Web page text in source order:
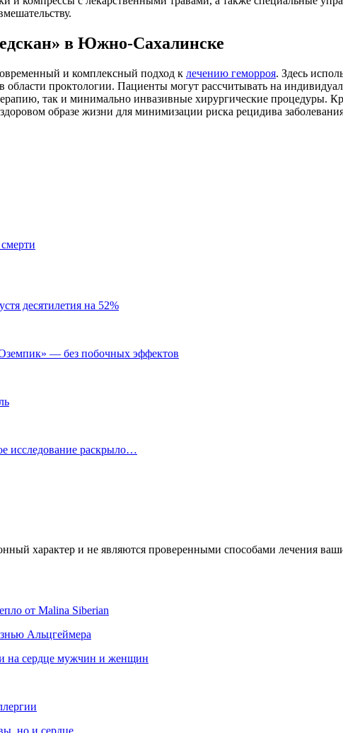
в Южно-Сахалинске
и комплексный подход к лечению геморроя. Здесь
области проктологии. Пациенты могут рассчитывать на
так и минимально инвазивные хирургические процедуры.
образе жизни для минимизации риска рецидива
десятилетия на 52%
— без побочных эффектов
исследование раскрыло…
характер и не являются проверенными способами лечения
от Malina Siberian
Альцгеймера
на сердце мужчин и женщин